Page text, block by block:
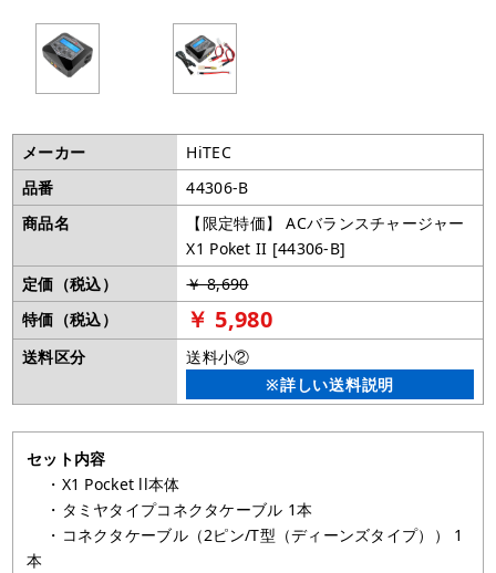
メーカー
HiTEC
品番
44306-B
商品名
【限定特価】 ACバランスチャージャー
X1 Poket II [44306-B]
定価（税込）
￥ 8,690
特価（税込）
￥ 5,980
送料区分
送料小②
※詳しい送料説明
セット内容
・X1 Pocket ll本体
・タミヤタイプコネクタケーブル 1本
・コネクタケーブル（2ピン/T型（ディーンズタイプ）） 1
本